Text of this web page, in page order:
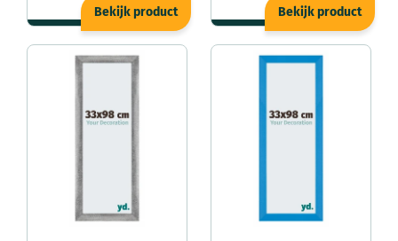
Bekijk product Bekijk product